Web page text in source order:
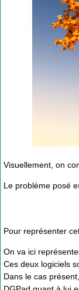
Visuellement, on
Le problème posé
Pour représenter
On va ici
Ces deux logiciels
Dans le cas